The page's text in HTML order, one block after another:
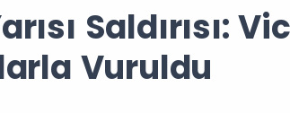
Saldırısı:
Vuruldu